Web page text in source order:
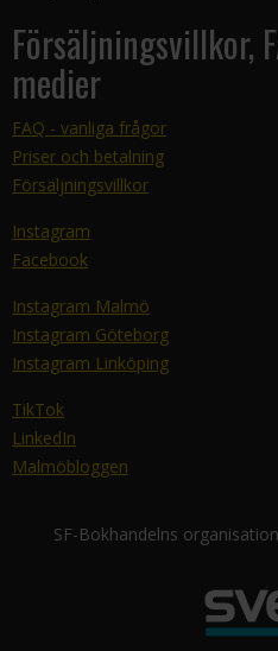
Försäljningsvillkor,
medier
FAQ - vanliga frågor
Priser och betalning
Försäljningsvillkor
Instagram
Facebook
Instagram Malmö
Instagram Göteborg
Instagram Linköping
TikTok
LinkedIn
Malmöbloggen
SF-Bokhandelns